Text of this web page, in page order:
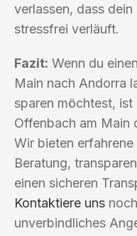
verlassen, dass
stressfrei verläuft.
Fazit: Wenn du
Main nach Andorra
sparen möchtest,
Offenbach am Main
Wir bieten
Beratung,
einen sicheren
Kontaktiere uns
unverbindliches